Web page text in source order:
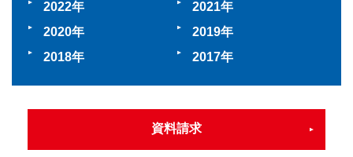
2022
2021
2020
2019
2018
2017
資料請求